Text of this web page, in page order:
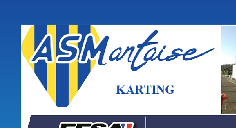
compte
l'utilisateur
asm-karting.fr